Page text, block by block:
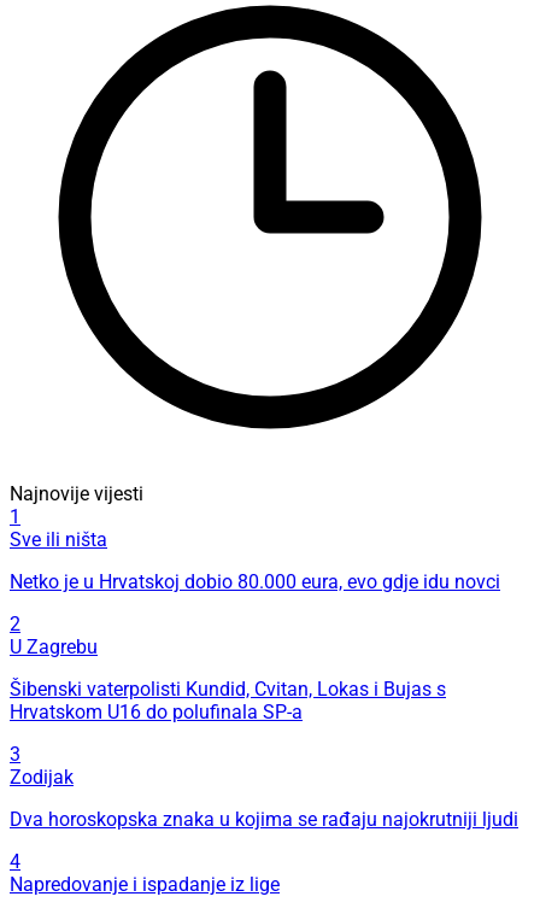
Najnovije vijesti
1
Sve ili ništa
Netko je u Hrvatskoj dobio 80.000 eura, evo gdje idu novci
2
U Zagrebu
Šibenski vaterpolisti Kundid, Cvitan, Lokas i Bujas s
Hrvatskom U16 do polufinala SP-a
3
Zodijak
Dva horoskopska znaka u kojima se rađaju najokrutniji ljudi
4
Napredovanje i ispadanje iz lige